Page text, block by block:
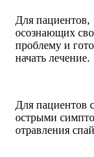
Для пациентов,
осознающих
проблему и
начать лечение.
Для пациентов с
острыми
отравления